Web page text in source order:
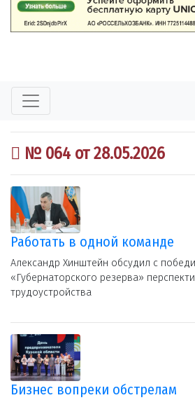
№ 064 от 28.05.2026
Работать в одной команде
Александр Хинштейн обсудил с
«Губернаторского резерва»
трудоустройства
Бизнес вопреки обстрелам